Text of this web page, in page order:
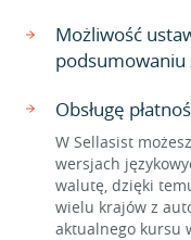
Możliwość
podsumowaniu
Obsługę
W Sellasist
wersjach
walutę, dzięki
wielu krajów z
aktualnego kursu